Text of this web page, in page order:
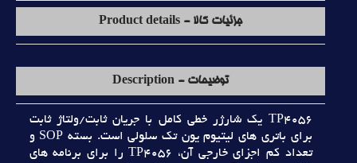
جزئیات کالا - Product details
توضیحات - Description
TP4056 يک شارژر خطي کامل با جريان ثابت/ولتاژ ثابت
براي باتري هاي ليتيوم يون تک سلولي است. بسته SOP و
تعداد کم اجزاي خارجي آن، TP4056 را براي برنامه هاي